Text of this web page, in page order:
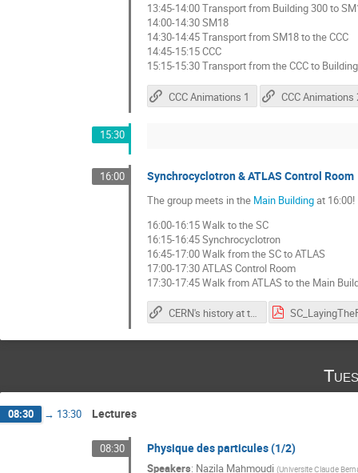
13:45-14:00 Transport from Building 300 to
14:00-14:30 SM18
14:30-14:45 Transport from SM18 to the CCC
14:45-15:15 CCC
15:15-15:30 Transport from the CCC to
CCC Animations 1 CCC Animations
15:30
16:00 Synchrocyclotron & ATLAS Control Room
The group meets in the Main Buildingat 16:00!
16:00-16:15 Walk to the SC
16:15-16:45 Synchrocyclotron
16:45-17:00 Walk from the SC to ATLAS
17:00-17:30 ATLAS Control Room
17:30-17:45 Walk from ATLAS to the Main
CERN's history at the SC
08:30 → 13:30 Lectures
08:30 Physique des particules (1/2)
Speakers: Nazila Mahmoudi (Universite Claude